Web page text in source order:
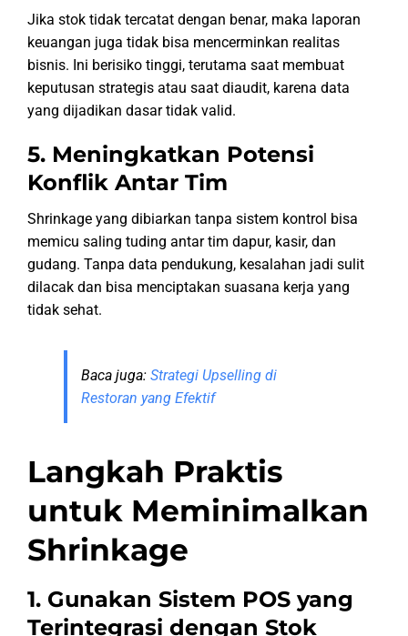
Jika stok tidak tercatat dengan benar, maka laporan
keuangan juga tidak bisa mencerminkan realitas
bisnis. Ini berisiko tinggi, terutama saat membuat
keputusan strategis atau saat diaudit, karena data
yang dijadikan dasar tidak valid.
5. Meningkatkan Potensi
Konflik Antar Tim
Shrinkage yang dibiarkan tanpa sistem kontrol bisa
memicu saling tuding antar tim dapur, kasir, dan
gudang. Tanpa data pendukung, kesalahan jadi sulit
dilacak dan bisa menciptakan suasana kerja yang
tidak sehat.
Baca juga: Strategi Upselling di
Restoran yang Efektif
Langkah Praktis
untuk Meminimalkan
Shrinkage
1. Gunakan Sistem POS yang
Terintegrasi dengan Stok